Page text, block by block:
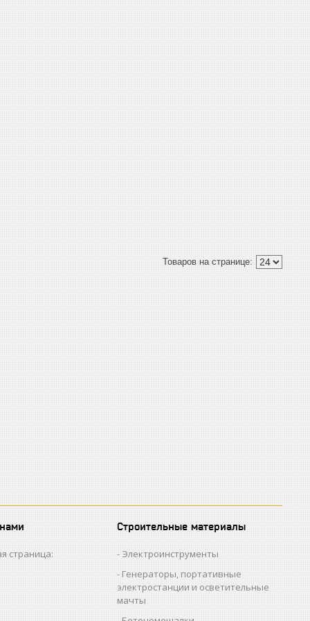
страница:
Строительные материалы
Электроинструменты
Генераторы, портативные
электростанции и осветительные
мачты